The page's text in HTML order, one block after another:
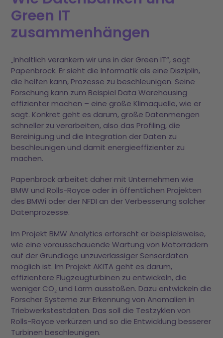
Green IT
zusammenhängen
„Inhaltlich verankern wir uns in der Green IT“, sagt
Papenbrock. Er sieht die Informatik als eine Disziplin,
die helfen kann, Prozesse zu beschleunigen. Seine
Forschung kann zum Beispiel Data Warehousing
effizienter machen – eine große Klimaquelle, wie er
sagt. Konkret geht es darum, große Datenmengen
schneller zu verarbeiten, also das Profiling, die
Bereinigung und die Integration der Daten zu
beschleunigen und damit energieeffizienter zu
machen.
Papenbrock arbeitet daher mit Unternehmen wie
BMW und Rolls-Royce oder in öffentlichen Projekten
des BMWi oder der NFDI an der Verbesserung solcher
Datenprozesse.
Im Projekt BMW Analytics erforscht er beispielsweise,
wie eine vorausschauende Wartung von Motorrädern
auf der Grundlage unzuverlässiger Sensordaten
möglich ist. Im Projekt AKITA geht es darum,
effizientere Flugzeugturbinen zu entwickeln, die
weniger CO₂ und Lärm ausstoßen. Dazu entwickeln die
Forscher Systeme zur Erkennung von Anomalien in
Triebwerkstestdaten. Das soll die Testzyklen von
Rolls-Royce verkürzen und so die Entwicklung besserer
Turbinen beschleunigen.